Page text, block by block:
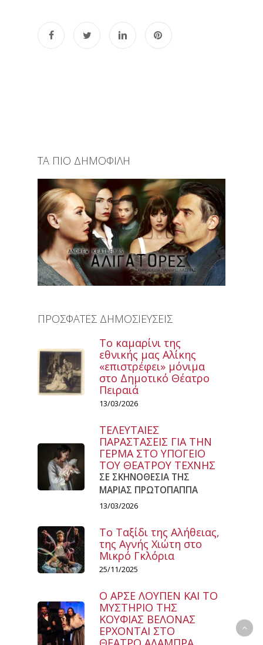
ΤΑ ΠΙΟ ΔΗΜΟΦΙΛΗ
ΠΡΟΣΦΑΤΕΣ ΔΗΜΟΣΙΕΥΣΕΙΣ
Το καμαρίνι της
εθνικής μας Αλίκης
«επιστρέφει» μόνιμα
στο Δημοτικό Θέατρο
Πειραιά
13/03/2026
ΤΕΛΕΥΤΑΙΕΣ
ΠΑΡΑΣΤΑΣΕΙΣ ΓΙΑ ΤΗΝ
ΓΕΡΜΑ ΣΤΟ ΥΠΟΓΕΙΟ
ΤΟΥ ΘΕΑΤΡΟΥ ΤΕΧΝΗΣ
ΣΕ ΣΚΗΝΟΘΕΣΙΑ ΤΗΣ
ΜΑΡΙΑΣ ΠΡΩΤΟΠΑΠΠΑ
13/03/2026
Το Ταξίδι της Αλήθειας,
της Αγνής Χιώτη στο
Μικρό Γκλόρια
25/11/2025
Ο ΑΡΣΕ ΛΟΥΠΕΝ ΚΑΙ ΤΟ
ΜΥΣΤΗΡΙΟ ΤΗΣ
ΚΟΥΦΙΑΣ ΒΕΛΟΝΑΣ
ΕΡΧΟΝΤΑΙ ΣΤΟ